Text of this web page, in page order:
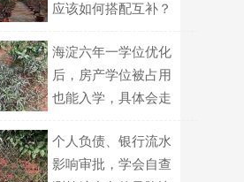
应该如何搭配互补？
海淀六年一学位优化
后，房产学位被占用
也能入学，具体会走
个人负债、银行流水
影响审批，学会自查